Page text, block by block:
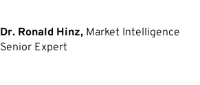
Dr. Ronald Hinz,Market Intelligence
Senior Expert